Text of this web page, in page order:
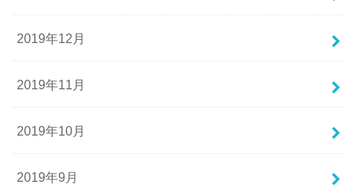
2019年12月
2019年11月
2019年10月
2019年9月